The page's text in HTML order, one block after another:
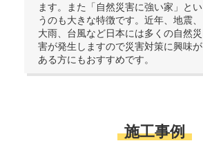
ます。また「自然災害に強い家」とい
うのも大きな特徴です。近年、地震、
大雨、台風など日本には多くの自然災
害が発生しますので災害対策に興味が
ある方にもおすすめです。
施工事例